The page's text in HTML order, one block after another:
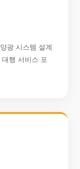
광 시스템 설계
행 서비스 포